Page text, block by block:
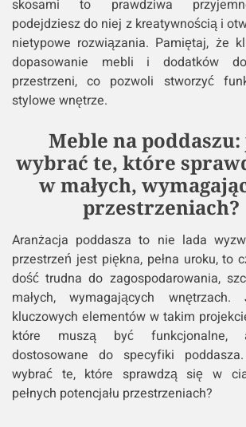
skosami to prawdziwa
podejdziesz do niej z kreatywnością i
nietypowe rozwiązania. Pamiętaj, że
dopasowanie mebli i dodatków
przestrzeni, co pozwoli stworzyć
stylowe wnętrze.
Meble na
wybrać te, które
w małych,
przestrzeniach?
Aranżacja poddasza to nie lada
przestrzeń jest piękna, pełna uroku, to
dość trudna do zagospodarowania,
małych, wymagających
kluczowych elementów w takim
które muszą być funkcjonalne,
dostosowane do specyfiki
wybrać te, które sprawdzą się w
pełnych potencjału przestrzeniach?